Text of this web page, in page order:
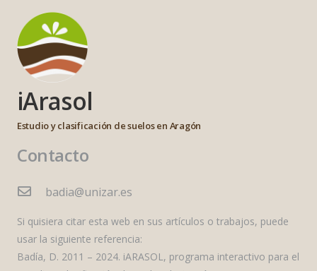
iArasol
Estudio y clasificación de suelos en Aragón
Contacto
badia@unizar.es
Si quisiera citar esta web en sus artículos o trabajos, puede
usar la siguiente referencia:
Badía, D. 2011 – 2024. iARASOL, programa interactivo para el